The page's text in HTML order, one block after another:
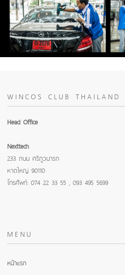
WINCOS CLUB THAILAND
Head Office
Nexttech
233 ถนน ศรีภูวนารถ
หาดใหญ่ 90110
โทรศัพท์: 074 22 33 55 , 093 495 5699
MENU
หน้าแรก